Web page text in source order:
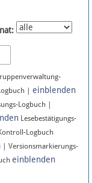
| einblenden
Logbuch |
Lesebestätigungs-
Logbuch
| Versionsmarkierungs-
einblenden